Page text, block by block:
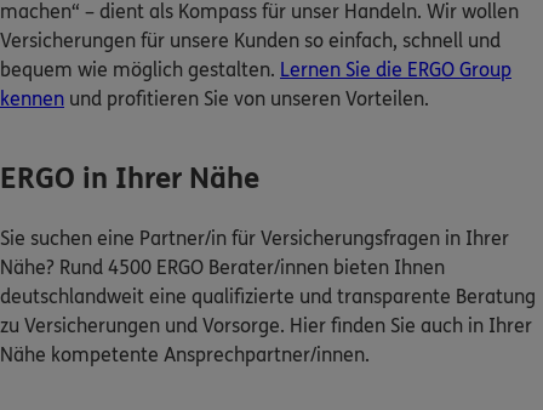
Schaden oder Leistungsfall melden
Bequem online oder telefonisch
Rechnung einreichen
machen“ – dient als Kompass für unser Handeln. Wir wollen
Versicherungen für unsere Kunden so einfach, schnell und
bequem wie möglich gestalten. Lernen Sie die ERGO Group
kennen und profitieren Sie von unseren Vorteilen.
ERGO in Ihrer Nähe
Sie suchen eine Partner/in für Versicherungsfragen in Ihrer
Nähe? Rund 4500 ERGO Berater/innen bieten Ihnen
deutschlandweit eine qualifizierte und transparente Beratung
zu Versicherungen und Vorsorge. Hier finden Sie auch in Ihrer
Nähe kompetente Ansprechpartner/innen.